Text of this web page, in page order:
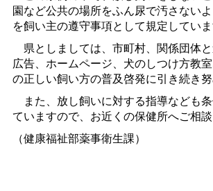
園など公共の場所をふん尿で汚さない
を飼い主の遵守事項として規定していま
県としましては、市町村、関係団体
広告、ホームページ、犬のしつけ方教
の正しい飼い方の普及啓発に引き続き努
また、放し飼いに対する指導なども
ていますので、お近くの保健所へご相談
（健康福祉部薬事衛生課）